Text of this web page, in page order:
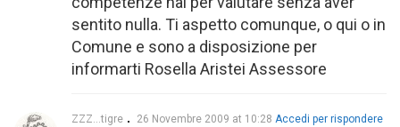
sentito nulla. Ti aspetto comunque, o qui o in
Comune e sono a disposizione per
informarti Rosella Aristei Assessore
ZZZ...tigre 26 Novembre 2009 at 10:28 Accedi per rispondere